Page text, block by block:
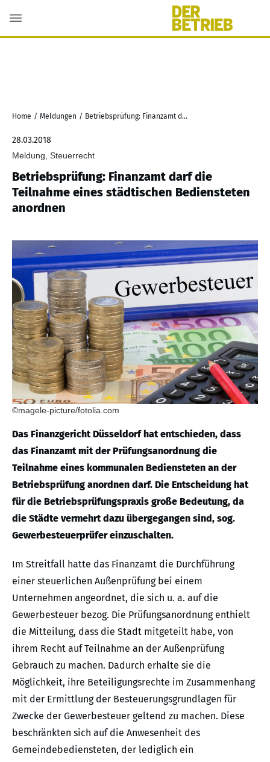
Home / Meldungen / Betriebsprüfung: Finanzamt darf die Teilnahme eines städtischen Bediensteten anordnen
28.03.2018
Meldung, Steuerrecht
Betriebsprüfung: Finanzamt darf die
Teilnahme eines städtischen Bediensteten
anordnen
©magele-picture/fotolia.com
Das Finanzgericht Düsseldorf hat entschieden, dass
das Finanzamt mit der Prüfungsanordnung die
Teilnahme eines kommunalen Bediensteten an der
Betriebsprüfung anordnen darf. Die Entscheidung hat
für die Betriebsprüfungspraxis große Bedeutung, da
die Städte vermehrt dazu übergegangen sind, sog.
Gewerbesteuerprüfer einzuschalten.
Im Streitfall hatte das Finanzamt die Durchführung
einer steuerlichen Außenprüfung bei einem
Unternehmen angeordnet, die sich u. a. auf die
Gewerbesteuer bezog. Die Prüfungsanordnung enthielt
die Mitteilung, dass die Stadt mitgeteilt habe, von
ihrem Recht auf Teilnahme an der Außenprüfung
Gebrauch zu machen. Dadurch erhalte sie die
Möglichkeit, ihre Beteiligungsrechte im Zusammenhang
mit der Ermittlung der Besteuerungsgrundlagen für
Zwecke der Gewerbesteuer geltend zu machen. Diese
beschränkten sich auf die Anwesenheit des
Gemeindebediensteten, der lediglich ein